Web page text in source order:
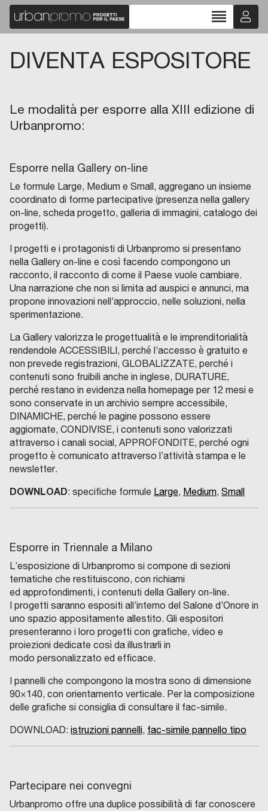
reorder
DIVENTA ESPOSITORE
Le modalità per esporre alla XIII edizione di
Urbanpromo:
Esporre nella Gallery on-line
Le formule Large, Medium e Small, aggregano un insieme
coordinato di forme partecipative (presenza nella gallery
on-line, scheda progetto, galleria di immagini, catalogo dei
progetti).
I progetti e i protagonisti di Urbanpromo si presentano
nella Gallery on-line e così facendo compongono un
racconto, il racconto di come il Paese vuole cambiare.
Una narrazione che non si limita ad auspici e annunci, ma
propone innovazioni nell’approccio, nelle soluzioni, nella
sperimentazione.
La Gallery valorizza le progettualità e le imprenditorialità
rendendole ACCESSIBILI, perché l’accesso è gratuito e
non prevede registrazioni, GLOBALIZZATE, perché i
contenuti sono fruibili anche in inglese, DURATURE,
perché restano in evidenza nella homepage per 12 mesi e
sono conservate in un archivio sempre accessibile,
DINAMICHE, perché le pagine possono essere
aggiornate, CONDIVISE, i contenuti sono valorizzati
attraverso i canali social, APPROFONDITE, perché ogni
progetto è comunicato attraverso l’attività stampa e le
newsletter.
DOWNLOAD: specifiche formule Large, Medium, Small
Esporre in Triennale a Milano
L’esposizione di Urbanpromo si compone di sezioni
tematiche che restituiscono, con richiami
ed approfondimenti, i contenuti della Gallery on-line.
I progetti saranno espositi all’interno del Salone d’Onore in
uno spazio appositamente allestito. Gli espositori
presenteranno i loro progetti con grafiche, video e
proiezioni dedicate così da illustrarli in
modo personalizzato ed efficace.
I pannelli che compongono la mostra sono di dimensione
90×140, con orientamento verticale. Per la composizione
delle grafiche si consiglia di consultare il fac-simile.
DOWNLOAD: istruzioni pannelli, fac-simile pannello tipo
Partecipare nei convegni
Urbanpromo offre una duplice possibilità di far conoscere